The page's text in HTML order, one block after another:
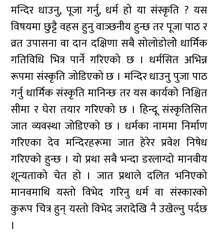
मन्दिर धाउनु, पूजा गर्नु, धर्म हो या संस्कृति ? यस
विषयमा छुट्टै वहस हुनु वाञ्छनीय हुन्छ तर पूजा पाठ र
व्रत उपासना वा दान दक्षिणा सबै सोलोडोलोे धार्मिक
गतिविधि भित्र पार्ने गरिएको छ । धर्मसित अभिन्न
रूपमा संस्कृति जोडिएको छ । मन्दिर धाउनु पुजा पाठ
गर्नु धार्मिक संस्कृति मानिन्छ तर यस कार्यको निश्चित
सीमा र घेरा तयार गरिएको छ । हिन्दू संस्कृतिसित
जात व्यवस्था जोडिएको छ । धर्मका नाममा निर्माण
गरिएका देव मन्दिरहरूमा जात हेरेर प्रवेश निषेध
गरिएको हुन्छ । यो प्रथा सबै भन्दा डरलाग्दो मानवीय
शून्यताको चेत हो । जात प्रथाले दलित भनिएको
मानवमाथि यस्तो विभेद गरिनु धर्म वा संस्कारको
कुरूप चित्र हुन् यस्तो विभेद जरादेखि नै उखेल्नु पर्दछ
।